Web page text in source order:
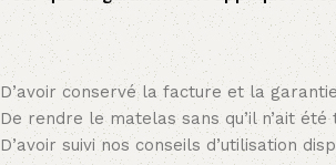
D’avoir conservé la facture et la
De rendre le matelas sans qu’il n’ait
D’avoir suivi nos conseils d’utilisation